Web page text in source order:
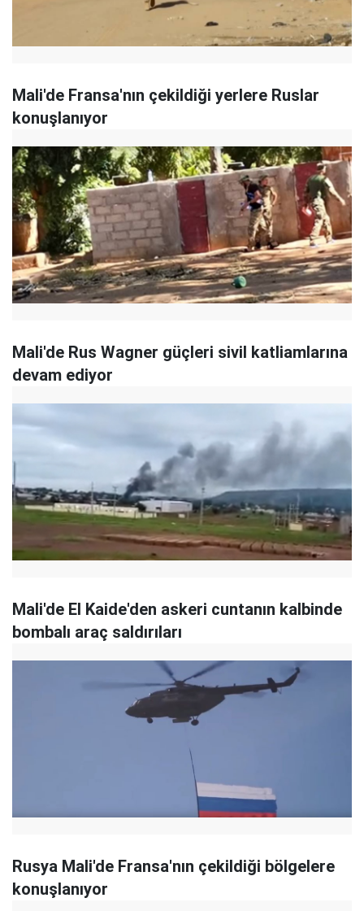
Mali'de Fransa'nın çekildiği yerlere Ruslar
konuşlanıyor
Mali'de Rus Wagner güçleri sivil katliamlarına
devam ediyor
Mali'de El Kaide'den askeri cuntanın kalbinde
bombalı araç saldırıları
Rusya Mali'de Fransa'nın çekildiği bölgelere
konuşlanıyor